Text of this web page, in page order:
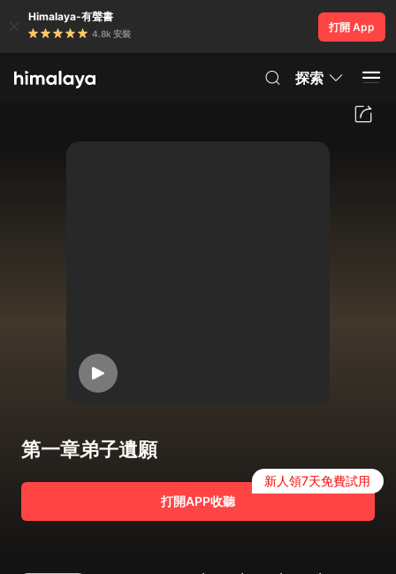
Himalaya-有聲書
4.8k 安裝
打開 App
探索
第一章弟子遺願
打開APP收聽
新人領7天免費試用